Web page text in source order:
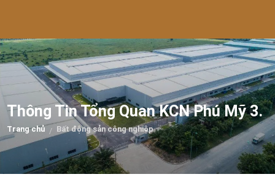
Thông Tin Tổng Quan KCN Phú Mỹ 3.
Trang chủ / Bất động sản công nghiệp